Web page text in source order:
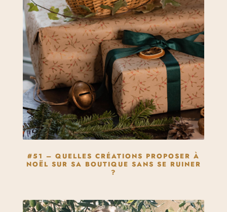
#51 – QUELLES CRÉATIONS PROPOSER À
NOËL SUR SA BOUTIQUE SANS SE RUINER
?